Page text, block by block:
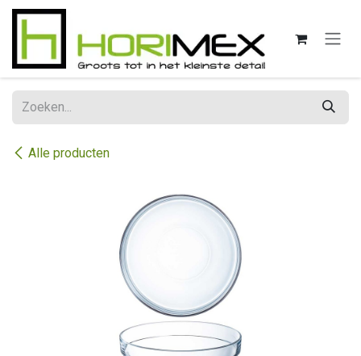
Overslaan naar inhoud
Alle producten